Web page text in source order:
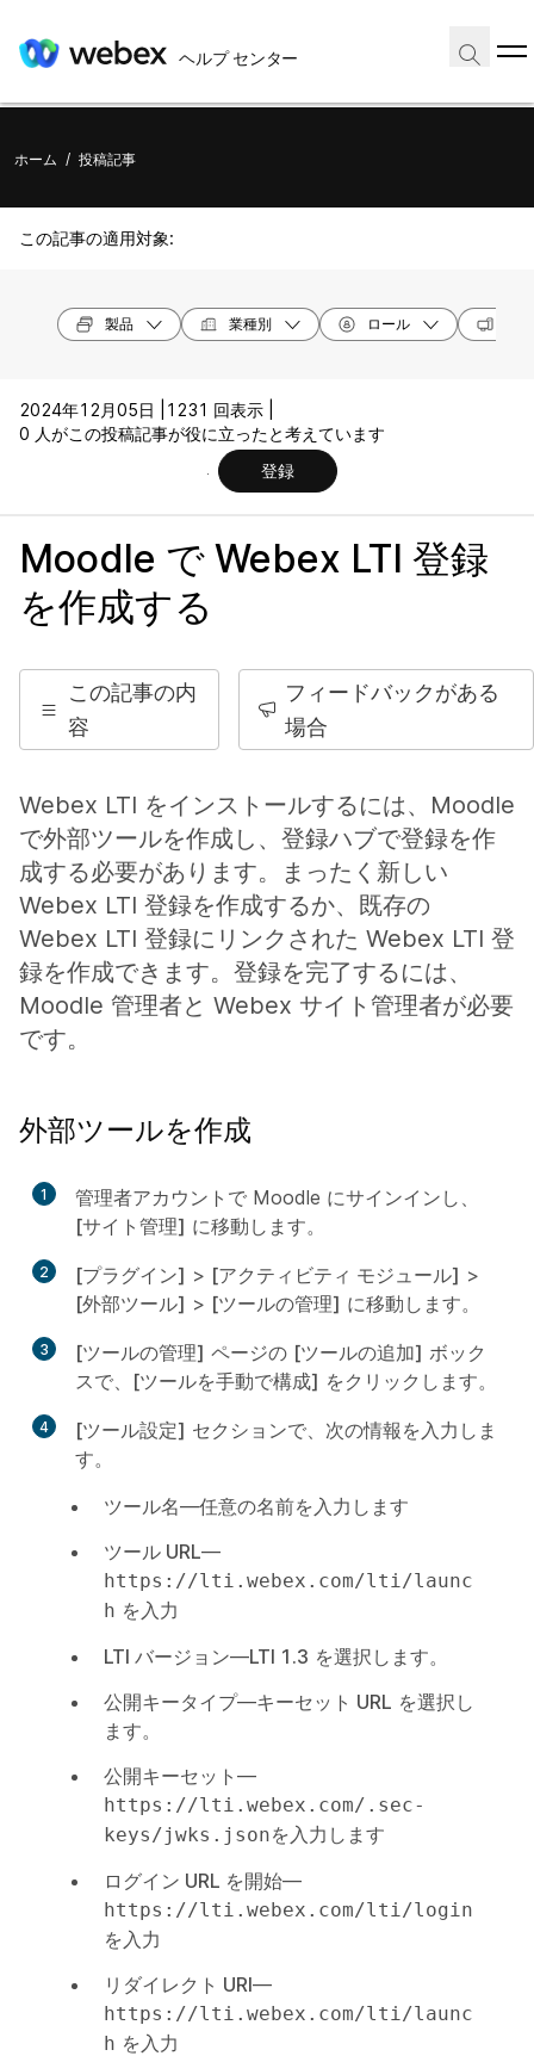
ヘルプ センター
ホーム / 投稿記事
この記事の適用対象:
製品 業種別 ロール
2024年12月05日 |
1231 回表示 |
0 人がこの投稿記事が役に立ったと考えています
登録
Moodle で Webex LTI 登録
を作成する
この記事の内
容
フィードバックがある
場合
Webex LTI をインストールするには、Moodle
で外部ツールを作成し、登録ハブで登録を作
成する必要があります。まったく新しい
Webex LTI 登録を作成するか、既存の
Webex LTI 登録にリンクされた Webex LTI 登
録を作成できます。登録を完了するには、
Moodle 管理者と Webex サイト管理者が必要
です。
外部ツールを作成
1
管理者アカウントで Moodle にサインインし、
[サイト管理] に移動します。
2 [プラグイン] > [アクティビティ モジュール] >
[外部ツール] > [ツールの管理] に移動します。
3 [ツールの管理] ページの [ツールの追加] ボック
スで、 [ツールを手動で構成] をクリックします。
4 [ツール設定] セクションで、次の情報を入力しま
す。
ツール名—任意の名前を入力します
ツール URL—
https://lti.webex.com/lti/launc
h を入力
LTI バージョン—LTI 1.3 を選択します。
公開キータイプ—キーセット URL を選択し
ます。
公開キーセット —
https://lti.webex.com/.sec-
keys/jwks.jsonを入力します
ログイン URL を開始—
https://lti.webex.com/lti/login
を入力
リダイレクト URI—
https://lti.webex.com/lti/launc
h を入力